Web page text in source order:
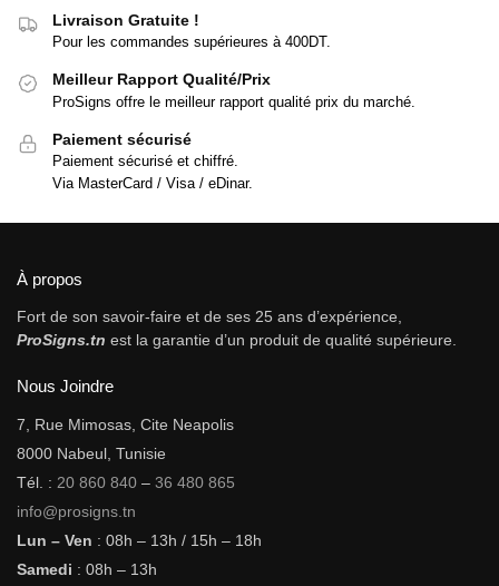
Livraison Gratuite !
Pour les commandes supérieures à 400DT.
Meilleur Rapport Qualité/Prix
ProSigns offre le meilleur rapport qualité prix du marché.
Paiement sécurisé
Paiement sécurisé et chiffré.
Via MasterCard / Visa / eDinar.
À propos
Fort de son savoir-faire et de ses 25 ans d’expérience,
ProSigns.tn est la garantie d’un produit de qualité supérieure.
Nous Joindre
7, Rue Mimosas, Cite Neapolis
8000 Nabeul, Tunisie
Tél. : 20 860 840 – 36 480 865
info@prosigns.tn
Lun – Ven : 08h – 13h / 15h – 18h
Samedi : 08h – 13h